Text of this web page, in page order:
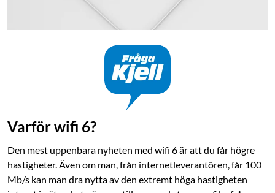
Varför wifi 6?
Den mest uppenbara nyheten med wifi 6 är att du får högre
hastigheter. Även om man, från internetleverantören, får 100
Mb/s kan man dra nytta av den extremt höga hastigheten